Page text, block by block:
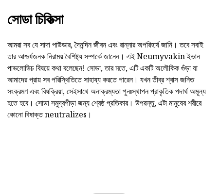
সোডা চিকিত্সা
আমরা সব যে সাদা পাউডার, দৈনন্দিন জীবন এবং রান্নার অপরিহার্য জানি। তবে সবাই
তার আশ্চর্যজনক নিরাময় বৈশিষ্ট্য সম্পর্কে জানেন। এই Neumyvakin ইভান
পাভলোভিচ বিষয়ে কথা বলেছেন! সোডা, তার মতে, এটি একটি অলৌকিক গুঁড়া যা
আমাদের প্রায় সব পরিস্থিতিতে সাহায্য করতে পারেন। যখন তীব্র শ্বাস জনিত
সংক্রমণ এবং বিষক্রিয়া, সেইসাথে অনাক্রম্যতা পুনঃস্থাপন প্রাকৃতিক পদার্থ অমূল্য
হতে হবে। সোডা সমুদ্রপীড়া জন্য শ্রেষ্ঠ প্রতিকার। উপরন্তু, এটা মানুষের শরীরে
কোনো বিষাক্ত neutralizes।